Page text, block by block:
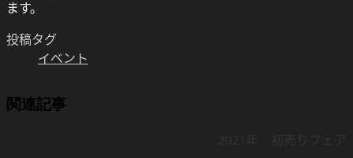
ます。
投稿タグ
イベント
関連記事